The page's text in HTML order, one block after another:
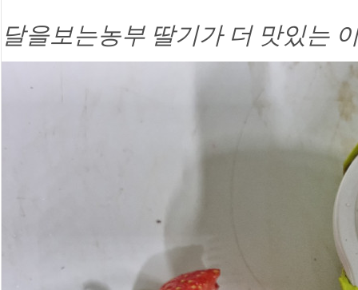
달을보는농부 딸기가 더 맛있는